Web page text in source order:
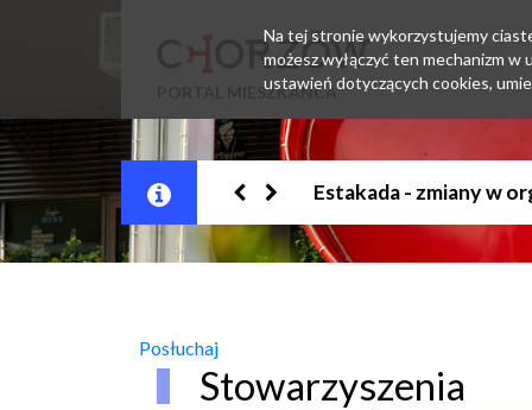
PORTAL MIESZKAŃCA
Jesteśmy w EZD
Posłuchaj
Stowarzyszenia
Na tej stronie wykorzystujemy
możesz wyłączyć ten mechanizm
ustawień dotyczących cookies,